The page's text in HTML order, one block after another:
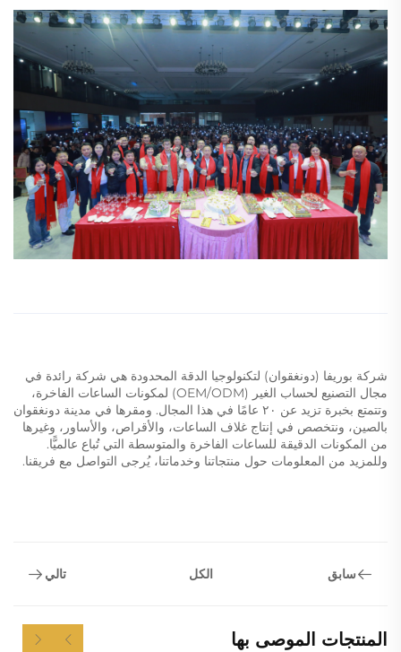
شركة بوريفا (دونغقوان) لتكنولوجيا الدقة المحدودة هي شركة رائدة في
مجال التصنيع لحساب الغير (OEM/ODM) لمكونات الساعات الفاخرة،
وتتمتع بخبرة تزيد عن ٢٠ عامًا في هذا المجال. ومقرها في مدينة دونغقوان
بالصين، ونتخصص في إنتاج غلاف الساعات، والأقراص، والأساور، وغيرها
من المكونات الدقيقة للساعات الفاخرة والمتوسطة التي تُباع عالميًّا.
وللمزيد من المعلومات حول منتجاتنا وخدماتنا، يُرجى التواصل مع فريقنا.
سابق الكل تالي
المنتجات الموصى بها